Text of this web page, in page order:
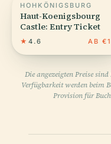
HOHKÖNIGSBURG
Haut-Koenigsbourg
Castle: Entry Ticket
★ 4.6 AB
Die angezeigten Preise
Verfügbarkeit werden beim
Provision für